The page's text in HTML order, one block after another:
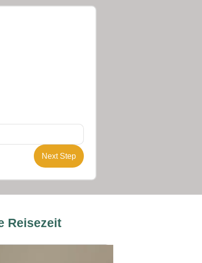
Next Step
Reisezeit